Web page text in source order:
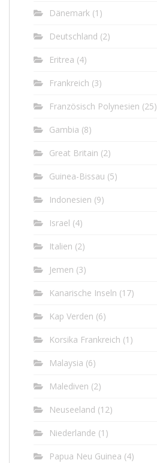
Dänemark (1)
Deutschland (2)
Eritrea (4)
Frankreich (3)
Französisch Polynesien (25)
Gambia (8)
Great Britain (2)
Guinea-Bissau (5)
Indonesien (9)
Israel (4)
Italien (2)
Jemen (3)
Kanarische Inseln (17)
Kap Verden (6)
Korsika Frankreich (1)
Malaysia (6)
Malediven (2)
Neuseeland (12)
Niederlande (1)
Papua Neu Guinea (4)